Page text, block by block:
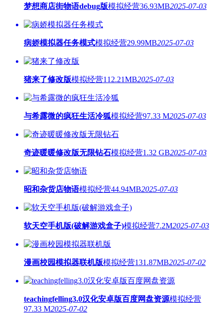
梦想商店街物语debug版模拟经营36.93MB2025-07-03
病娇模拟器任务模式模拟经营29.99MB2025-07-03
猪来了修改版模拟经营112.21MB2025-07-03
与希露微的疯狂生活冷狐模拟经营97.33 M2025-07-03
奇迹暖暖修改版无限钻石模拟经营1.32 GB2025-07-03
昭和杂货店物语模拟经营44.94MB2025-07-03
软天空手机版(破解游戏盒子)模拟经营7.2M2025-07-03
漫画校园模拟器联机版模拟经营131.87MB2025-07-02
teachingfelling3.0汉化安卓版百度网盘资源模拟经营
97.33 M2025-07-02